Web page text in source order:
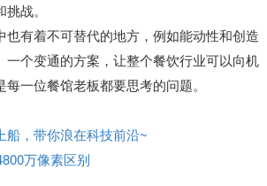
战。
也有着不可替代的地方，例如能动性和创造
一个变通的方案，让整个餐饮行业可以向机
一位餐馆老板都要思考的问题。
船，带你浪在科技前沿~
万像素区别